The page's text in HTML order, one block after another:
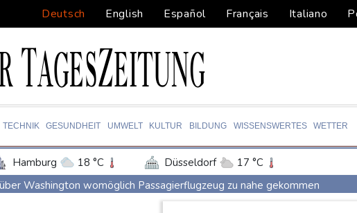
Deutsch English Español Français Italiano
TECHNIK GESUNDHEIT UMWELT KULTUR BILDUNG WISSENSWERTES WETTER
Hamburg 18 °C Düsseldorf
17 °C
Leipzig 19 °C Dortmund
18 °C
Bremen
Washington womöglich Passagierflugzeug zu nahe gekommen